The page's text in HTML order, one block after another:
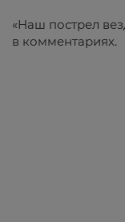
«Наш пострел
в комментариях.